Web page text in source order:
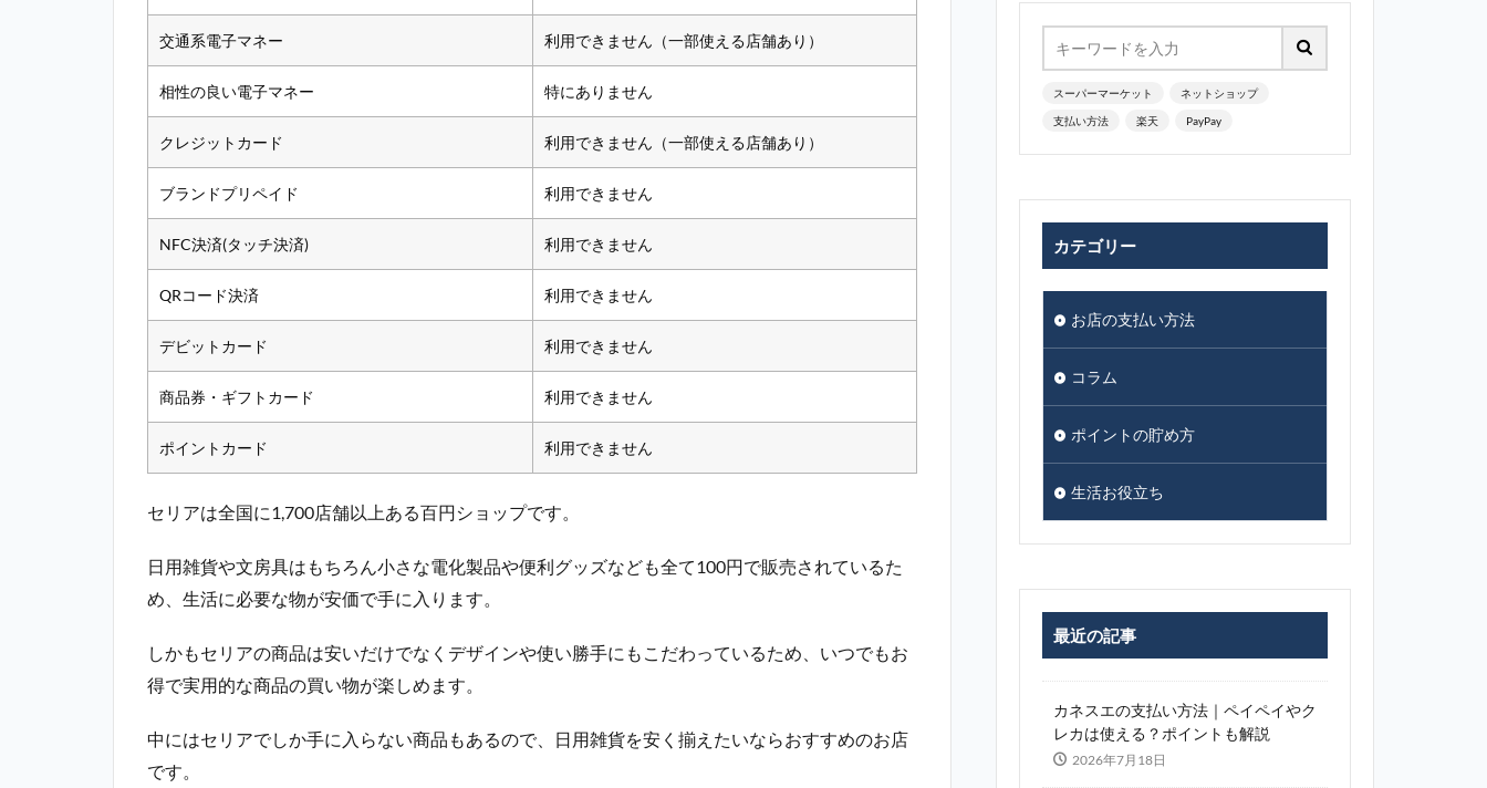
交通系電子マネー 利用できません（一部使える店舗あり）
相性の良い電子マネー 特にありません
クレジットカード 利用できません（一部使える店舗あり）
ブランドプリペイド 利用できません
NFC決済(タッチ決済) 利用できません
QRコード決済 利用できません
デビットカード 利用できません
商品券・ギフトカード 利用できません
ポイントカード 利用できません
セリアは全国に1,700店舗以上ある百円ショップです。
日用雑貨や文房具はもちろん小さな電化製品や便利グッズなども全て100円で販売されているた
め、生活に必要な物が安価で手に入ります。
しかもセリアの商品は安いだけでなくデザインや使い勝手にもこだわっているため、いつでもお
得で実用的な商品の買い物が楽しめます。
中にはセリアでしか手に入らない商品もあるので、日用雑貨を安く揃えたいならおすすめのお店
です。
スーパーマーケット ネットショップ
支払い方法 楽天 PayPay
カテゴリー
お店の支払い方法
コラム
ポイントの貯め方
生活お役立ち
最近の記事
カネスエの支払い方法｜ペイペイやク
レカは使える？ポイントも解説
2026年7月18日